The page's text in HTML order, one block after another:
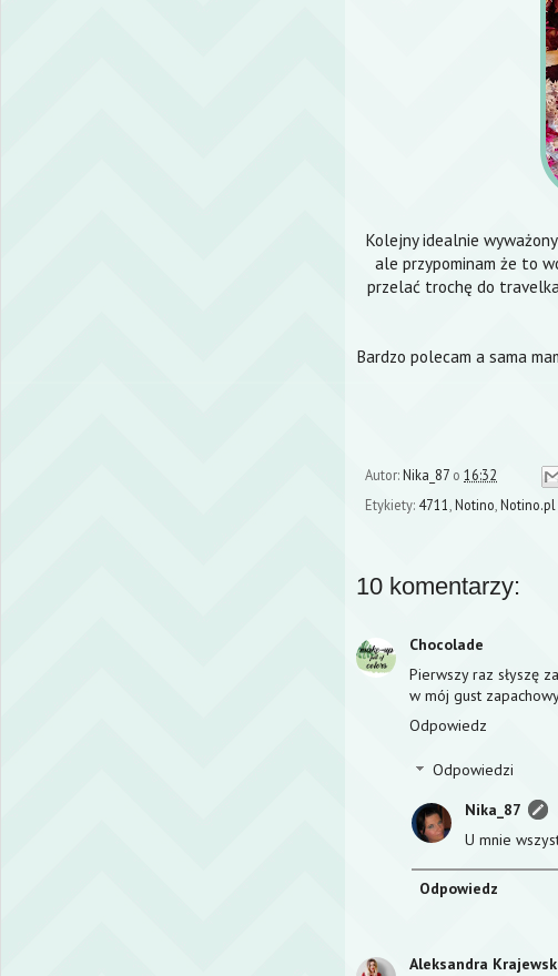
Kolejny idealnie
ale przypominam że to
przelać trochę do
Bardzo polecam a sama
Autor:Nika_87 o 16:32
Etykiety: 4711,Notino,Notino.pl
10 komentarzy:
Chocolade
Pierwszy raz słyszę
w mój gust
Odpowiedz
Odpowiedzi
Nika_87
U mnie
Odpowiedz
Aleksandra